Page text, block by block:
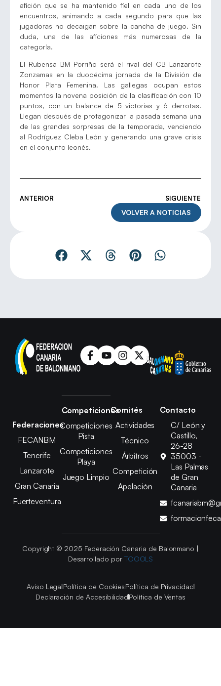
afición que se ha mantenido fiel en cada uno de los
encuentros, animando a cada segundo para que las
jugadoras no decaigan sobre la cancha de juego. Sin
duda, una de las aficiones más numerosas de la
categoría.
El Rubensa BM Porriño será el rival del CB Lanzarote
Zonzamas en la duodécima jornada de la División de
Honor Plata Femenina. Las gallegas ocupan estos
momentos la novena posición de la clasificación con 10
puntos, con un balance de 5 victorias y 6 derrotas.
Llegan después de protagonizar la pasada semana una
de las grandes sorpresas de la temporada, venciendo
al Rodríguez Cleba León y generando una grave crisis
en el conjunto leonés.
ANTERIOR SIGUIENTE
VOLVER A NOTICIAS
Federaciones
FECANBM
Tenerife
Lanzarote
Gran Canaria
Fuerteventura
Competiciones
Competiciones
Pista
Competiciones
Playa
Juego Limpio
Comités
Actividades
Técnico
Árbitros
Competición
Apelación
Contacto
C/ León y
Castillo,
26-28
35003 -
Las Palmas
de Gran
Canaria
Copyright © 2025 Federación Canaria de Balonmano |
Desarrollado por TOOOLS
Aviso LegalPolítica de CookiesPolítica de Privacidad
Declaración de AccesibilidadPolítica de Ventas